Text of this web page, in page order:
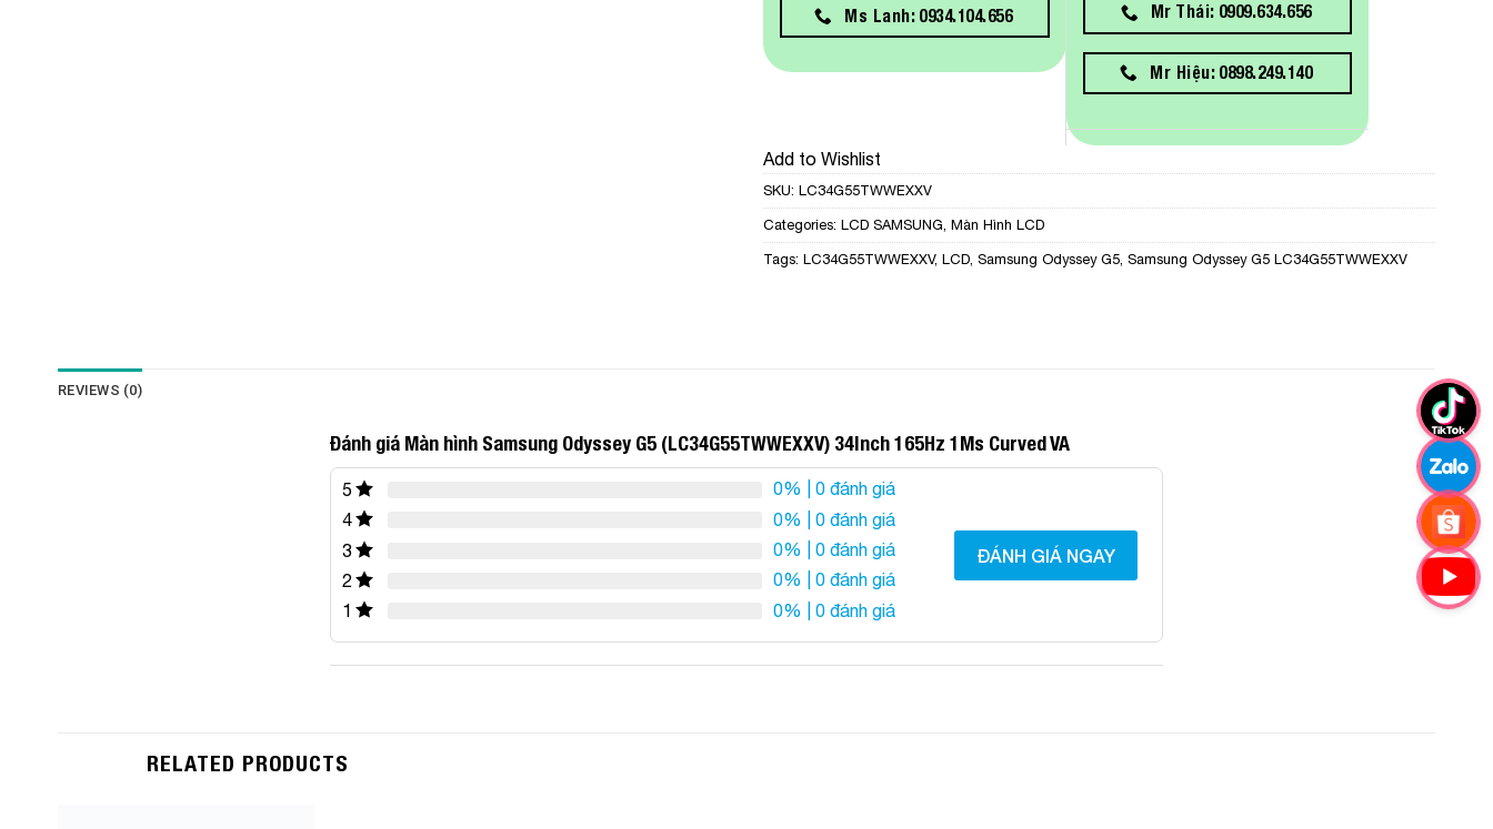
Ms Lanh: 0934.104.656 Mr Thái: 0909.634.656
Mr Hiệu: 0898.249.140
Add to Wishlist
SKU: LC34G55TWWEXXV
Categories: LCD SAMSUNG Màn Hình LCD
Tags: LC34G55TWWEXXV, LCD Samsung Odyssey G5 Samsung Odyssey G5 LC34G55TWWEXXV
REVIEWS (0)
Đánh giá Màn hình Samsung Odyssey G5 (LC34G55TWWEXXV) 34Inch 165Hz 1Ms Curved VA
5 0% | 0 đánh giá
4
0% | 0 đánh giá
3
0% | 0 đánh giá
2
0% | 0 đánh giá
1
0% | 0 đánh giá
ĐÁNH GIÁ NGAY
RELATED PRODUCTS